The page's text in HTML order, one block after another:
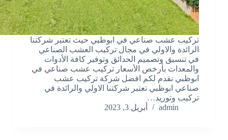
تركيب عشب صناعي في ابوظبي حيث تعتبر شركتنا
الرائدة والاولي في مجال تركيب العشب الصناعي
في تنسيق وتصميم الحدائق وتوفير كافة الأدوات
والمعدات بأرخص الأسعار تركيب عشب صناعي في
ابوظبي نقدم لكم افضل شركة تركيب عشب
صناعي ابوظبي تعتبر شركتنا الاولي والرائدة في
تركيب وتوريد…
admin
أبريل 3, 2023